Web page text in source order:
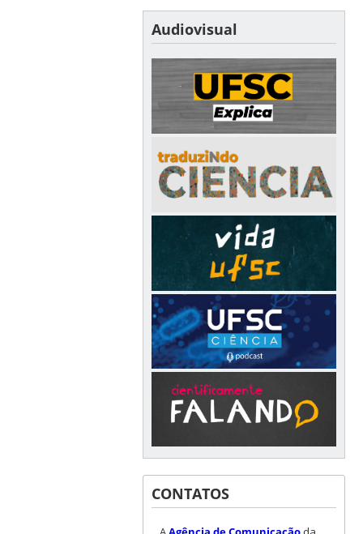
Audiovisual
CONTATOS